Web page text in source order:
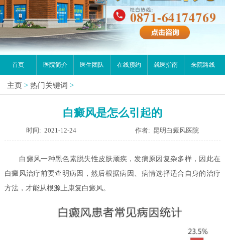
首页 医院简介 医生团队 在线预约 就医指南 来院路线
主页 > 热门关键词 >
白癜风是怎么引起的
时间: 2021-12-24 作者: 昆明白癜风医院
白癜风一种黑色素脱失性皮肤顽疾，发病原因复杂多样，因此在
白癜风治疗前要查明病因，然后根据病因、病情选择适合自身的治疗
方法，才能从根源上康复白癜风。